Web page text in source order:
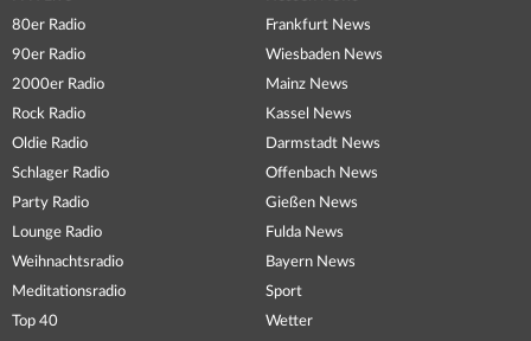
80er Radio
90er Radio
2000er Radio
Rock Radio
Oldie Radio
Schlager Radio
Party Radio
Lounge Radio
Weihnachtsradio
Meditationsradio
Top 40
Frankfurt News
Wiesbaden News
Mainz News
Kassel News
Darmstadt News
Offenbach News
Gießen News
Fulda News
Bayern News
Sport
Wetter